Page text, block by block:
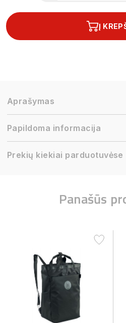
Į
Aprašymas
Papildoma informacija
Prekių kiekiai parduotuvėse
Panašūs